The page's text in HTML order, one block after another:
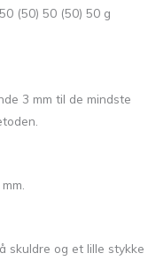
(50) 50 (50) 50 g
3 mm til de mindste
skuldre og et lille stykke